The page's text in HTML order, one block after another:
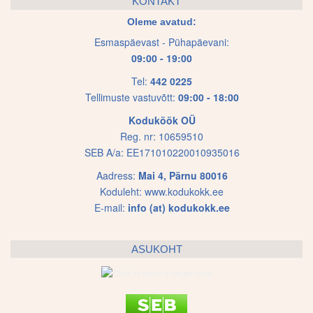
may
be
chosen
on
the
product
page
Oleme avatud:
Esmaspäevast - Pühapäevani:
09:00 - 19:00
Tel: 442 0225
Tellimuste vastuvõtt: 09:00 - 18:00
Koduköök OÜ
Reg. nr: 10659510
SEB A/a: EE171010220010935016
Aadress: Mai 4, Pärnu 80016
Koduleht: www.kodukokk.ee
E-mail: info (at) kodukokk.ee
ASUKOHT